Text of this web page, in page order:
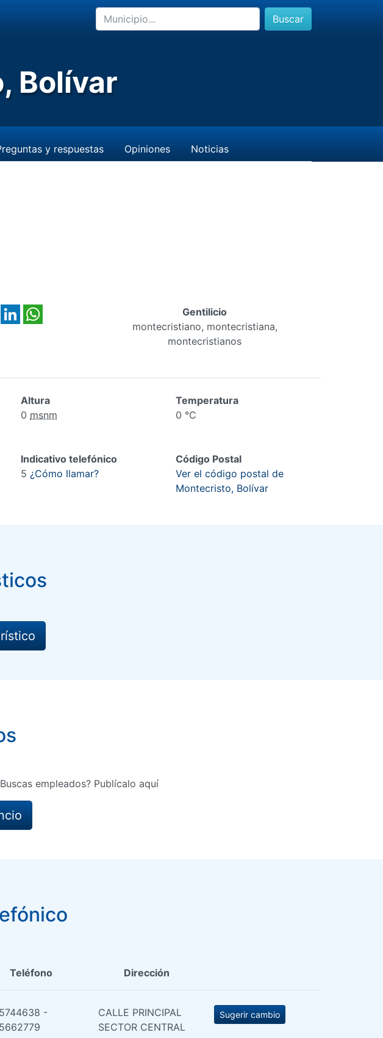
Buscar
Bolívar
y respuestas Opiniones Noticias
Gentilicio
montecristiano, montecristiana,
montecristianos
Altura
0 msnm
Temperatura
0 °C
Indicativo telefónico
5 ¿Cómo llamar?
Código Postal
Ver el código postal de
Montecristo, Bolívar
empleados? Publícalo aquí
Teléfono Dirección
-
CALLE PRINCIPAL
SECTOR CENTRAL
Sugerir cambio